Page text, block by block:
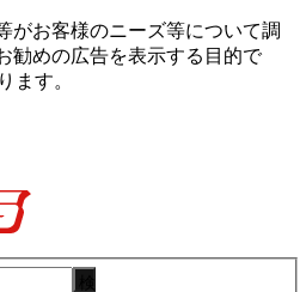
がお客様のニーズ等について調
勧めの広告を表⽰する⽬的で
ます。